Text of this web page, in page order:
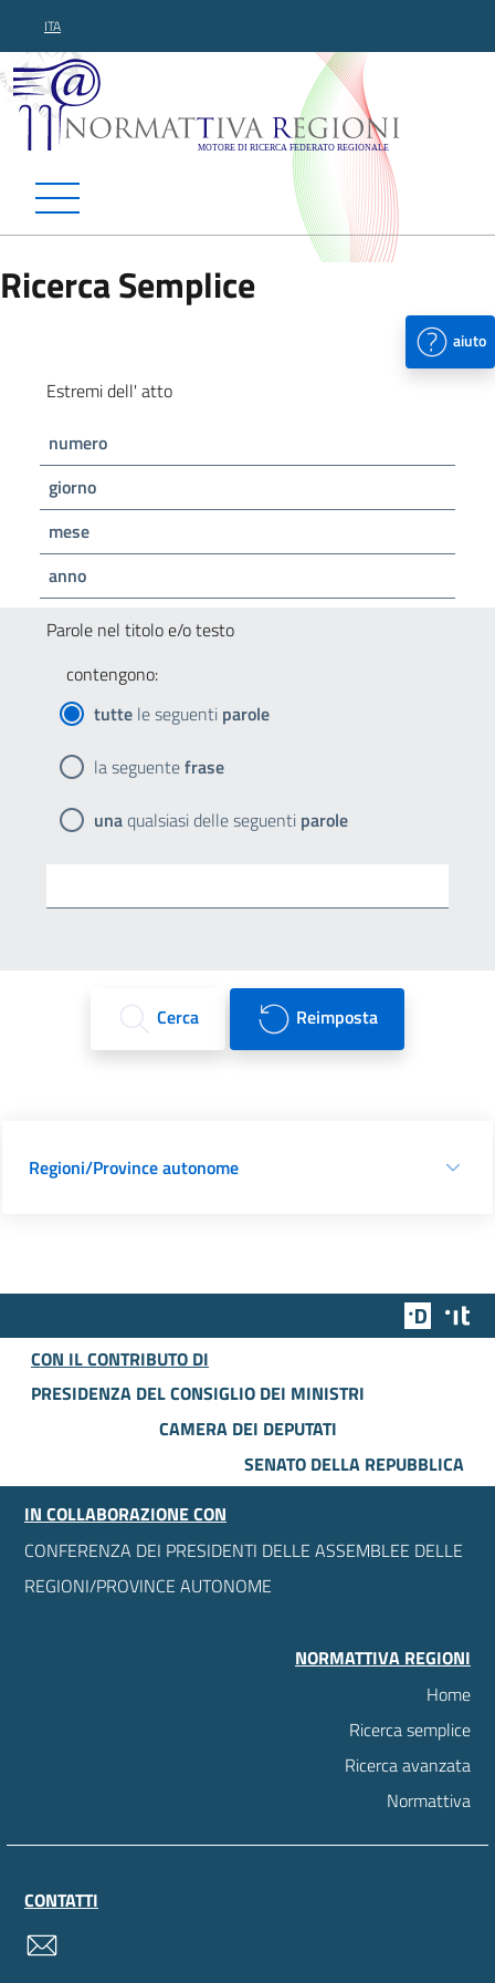
ITA
Normattiva Regioni -
Ricerca Semplice
aiuto
Estremi dell' atto
numero
giorno
mese
anno
Parole nel titolo e/o testo
contengono:
tutte le seguenti parole
la seguentefrase
unaqualsiasi delle seguenti parole
Cerca Reimposta
Regioni/Province autonome
Team
CON IL CONTRIBUTO DI
PRESIDENZA DEL CONSIGLIO DEI MINISTRI
CAMERA DEI DEPUTATI
SENATO DELLA REPUBBLICA
IN COLLABORAZIONE CON
CONFERENZA DEI PRESIDENTI DELLE ASSEMBLEE DELLE
REGIONI/PROVINCE AUTONOME
NORMATTIVA REGIONI
Home
Ricerca semplice
Ricerca avanzata
Normattiva
CONTATTI